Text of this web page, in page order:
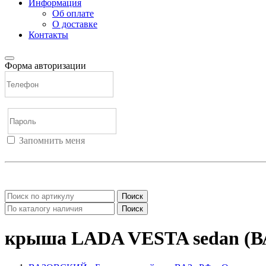
Информация
Об оплате
О доставке
Контакты
Форма авторизации
Запомнить меня
Поиск
Поиск
крыша LADA VESTA sedan